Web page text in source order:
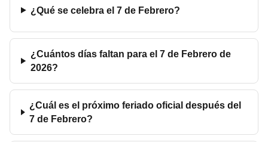
¿Qué se celebra el 7 de Febrero?
¿Cuántos días faltan para el 7 de Febrero de
2026?
¿Cuál es el próximo feriado oficial después del
7 de Febrero?